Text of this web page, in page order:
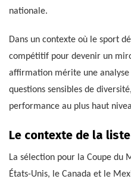
nationale.
Dans un contexte où le sport
compétitif pour devenir un
affirmation mérite une
questions sensibles de
performance au plus haut
Le contexte de la
La sélection pour la Coupe du
États-Unis, le Canada et le